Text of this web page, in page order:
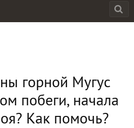
горной Мугус
побеги, начала
Как помочь?